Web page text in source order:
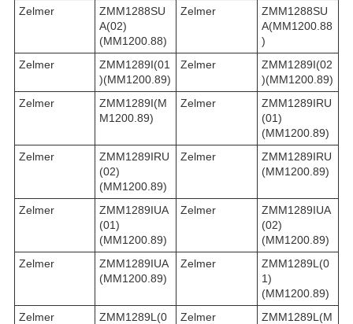
Zelmer
ZMM1288SU
A(02)
(MM1200.88)
Zelmer
ZMM1288SU
A(MM1200.88
)
Zelmer
ZMM1289I(01
)(MM1200.89)
Zelmer
ZMM1289I(02
)(MM1200.89)
Zelmer
ZMM1289I(M
M1200.89)
Zelmer
ZMM1289IRU
(01)
(MM1200.89)
Zelmer
ZMM1289IRU
(02)
(MM1200.89)
Zelmer
ZMM1289IRU
(MM1200.89)
Zelmer
ZMM1289IUA
(01)
(MM1200.89)
Zelmer
ZMM1289IUA
(02)
(MM1200.89)
Zelmer
ZMM1289IUA
(MM1200.89)
Zelmer
ZMM1289L(0
1)
(MM1200.89)
Zelmer
ZMM1289L(0
Zelmer
ZMM1289L(M